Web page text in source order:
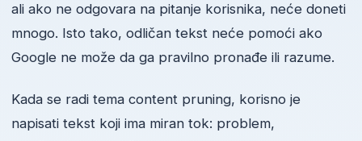
ali ako ne odgovara na pitanje korisnika, neće doneti
mnogo. Isto tako, odličan tekst neće pomoći ako
Google ne može da ga pravilno pronađe ili razume.
Kada se radi tema content pruning, korisno je
napisati tekst koji ima miran tok: problem,